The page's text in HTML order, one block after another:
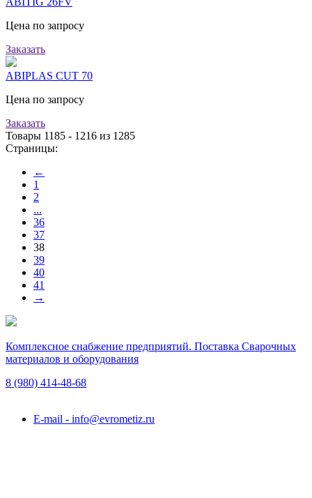
Цена по запросу
Заказать
ABIPLAS CUT 70
Цена по запросу
Заказать
Товары 1185 - 1216 из 1285
Страницы:
←
1
2
...
36
37
38
39
40
41
→
Комплексное снабжение предприятий. Поставка Сварочных
материалов и оборудования
8 (980) 414-48-68
E-mail - info@evrometiz.ru